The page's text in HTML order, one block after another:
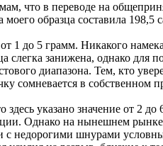
что в переводе на
образца составила 198,5
1 до 5 грамм. Никакого
слегка занижена, однако для
диапазона. Тем, кто
сомневается в
здесь указано значение от
Однако на нынешнем
недорогими шнурами